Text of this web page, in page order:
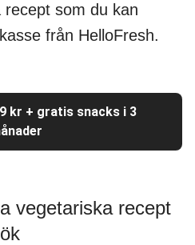
som du kan
från HelloFresh.
kr + gratis snacks i 3
vegetariska recept